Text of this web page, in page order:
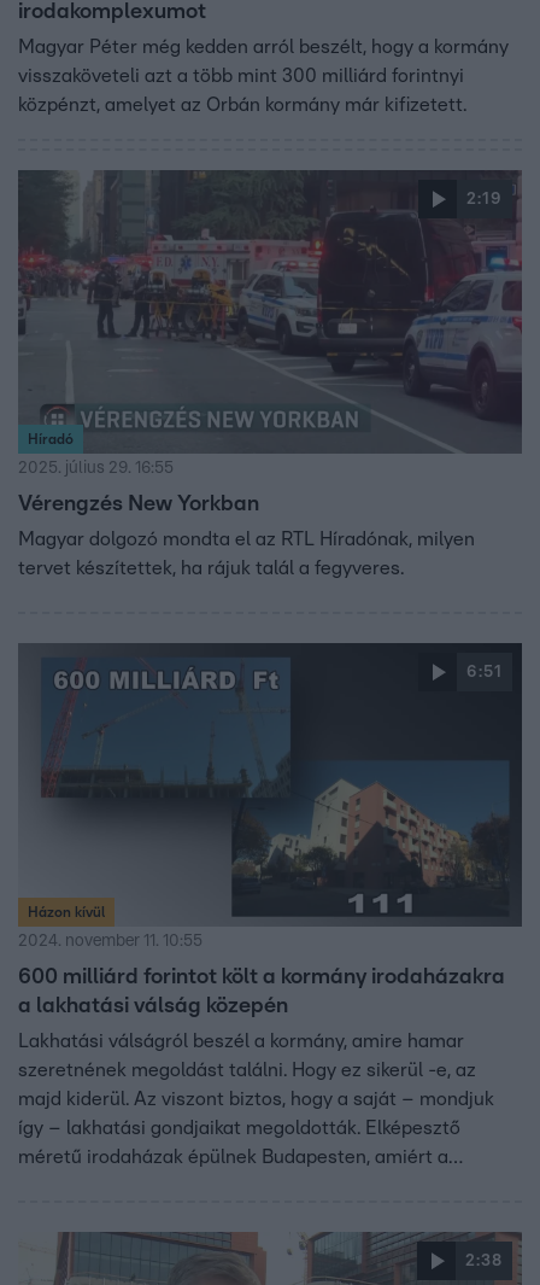
irodakomplexumot
Magyar Péter még kedden arról beszélt, hogy a kormány
visszaköveteli azt a több mint 300 milliárd forintnyi
közpénzt, amelyet az Orbán kormány már kifizetett.
2:19
Híradó
2025. július 29. 16:55
Vérengzés New Yorkban
Magyar dolgozó mondta el az RTL Híradónak, milyen
tervet készítettek, ha rájuk talál a fegyveres.
6:51
Házon kívül
2024. november 11. 10:55
600 milliárd forintot költ a kormány irodaházakra
a lakhatási válság közepén
Lakhatási válságról beszél a kormány, amire hamar
szeretnének megoldást találni. Hogy ez sikerül -e, az
majd kiderül. Az viszont biztos, hogy a saját – mondjuk
így – lakhatási gondjaikat megoldották. Elképesztő
méretű irodaházak épülnek Budapesten, amiért a
segíteni. De mégsem ezt teszi, hanem biztos, jól
jövedelmező üzlete biztosít Tiborcz Istvánnak és más
2:38